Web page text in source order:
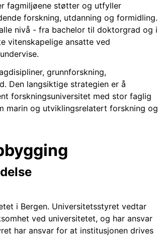
fagmiljøene støtter og utfyller
forskning, utdanning og formidling.
nivå - fra bachelor til doktorgrad og i
vitenskapelige ansatte ved
grunnforskning,
Den langsiktige strategien er å
forskningsuniversitet med stor faglig
marin og utviklingsrelatert forskning og
i Bergen. Universitetsstyret vedtar
ved universitetet, og har ansvar
har ansvar for at institusjonen drives